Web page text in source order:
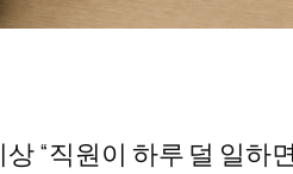
“직원이 하루 덜 일